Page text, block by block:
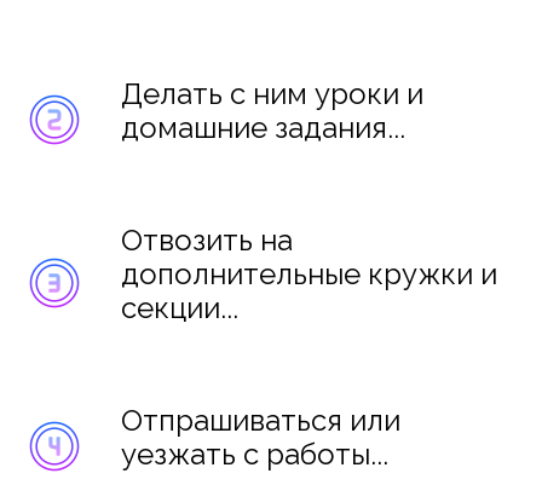
Делать с ним уроки и
домашние задания...
Отвозить на
дополнительные кружки и
секции...
Отпрашиваться или
уезжать с работы...